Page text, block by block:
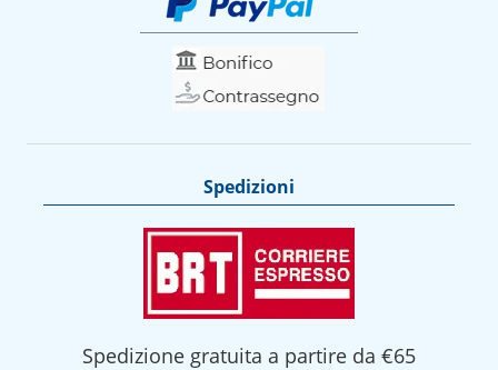
Spedizioni
Spedizione gratuita a partire da €65